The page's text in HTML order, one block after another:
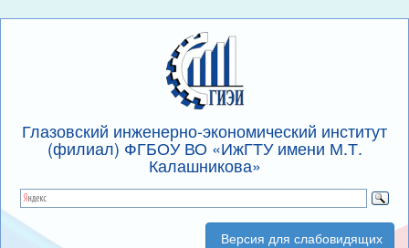
Глазовский инженерно-экономический институт
(филиал) ФГБОУ ВО «ИжГТУ имени М.Т.
Калашникова»
Версия для слабовидящих